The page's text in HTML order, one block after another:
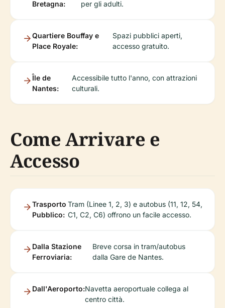
Bretagna: per gli adulti.
Quartiere Bouffay e
Place Royale:
Spazi pubblici aperti,
accesso gratuito.
Île de
Nantes:
Accessibile tutto l'anno, con attrazioni
culturali.
Come Arrivare e
Accesso
Trasporto
Pubblico:
Tram (Linee 1, 2, 3) e autobus (11, 12, 54,
C1, C2, C6) offrono un facile accesso.
Dalla Stazione
Ferroviaria:
Breve corsa in tram/autobus
dalla Gare de Nantes.
Dall'Aeroporto:Navetta aeroportuale collega al
centro città.